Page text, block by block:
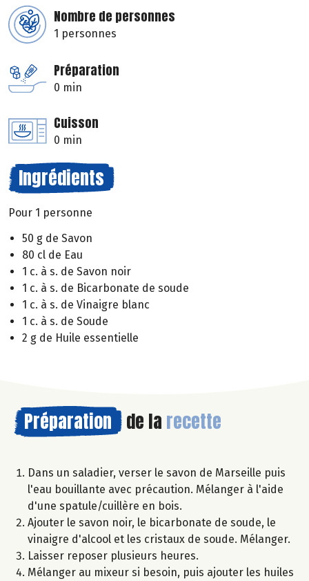
Nombre de personnes
1 personnes
Préparation
0 min
Cuisson
0 min
Ingrédients
Pour 1 personne
50 g de Savon
80 cl de Eau
1 c. à s. de Savon noir
1 c. à s. de Bicarbonate de soude
1 c. à s. de Vinaigre blanc
1 c. à s. de Soude
2 g de Huile essentielle
Préparation de la recette
Dans un saladier, verser le savon de Marseille puis
l'eau bouillante avec précaution. Mélanger à l'aide
d'une spatule/cuillère en bois.
Ajouter le savon noir, le bicarbonate de soude, le
vinaigre d'alcool et les cristaux de soude. Mélanger.
Laisser reposer plusieurs heures.
Mélanger au mixeur si besoin, puis ajouter les huiles